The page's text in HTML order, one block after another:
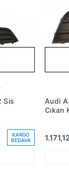
Sis
KARGO
BEDAVA
Audi
Çıkan